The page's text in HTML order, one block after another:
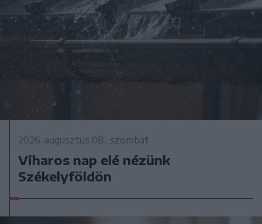
2026. augusztus 08., szombat
Viharos nap elé nézünk
Székelyföldön